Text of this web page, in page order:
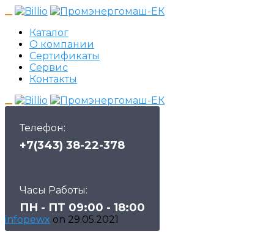
Каталог
О компании
Сертификаты
Сервис
Контакты
Телефон:
+7(343) 38-22-378
Часы Работы:
ПН - ПТ 09:00 - 18:00
infopewx on 29.05.2021